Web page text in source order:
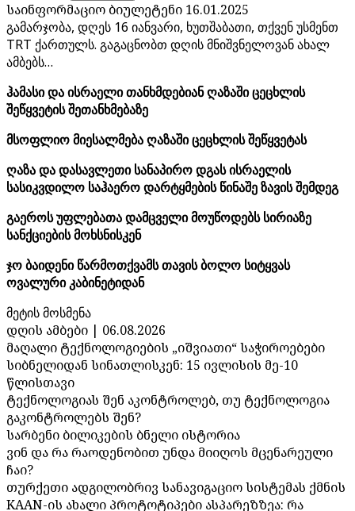
საინფორმაციო ბიულეტენი 16.01.2025
გამარჯობა, დღეს 16 იანვარი, ხუთშაბათი, თქვენ უსმენთ
TRT ქართულს. გაგაცნობთ დღის მნიშვნელოვან ახალ
ამბებს…
ჰამასი და ისრაელი თანხმდებიან ღაზაში ცეცხლის
შეწყვეტის შეთანხმებაზე
მსოფლიო მიესალმება ღაზაში ცეცხლის შეწყვეტას
ღაზა და დასავლეთი სანაპირო დგას ისრაელის
სასიკვდილო საჰაერო დარტყმების წინაშე ზავის შემდეგ
გაეროს უფლებათა დამცველი მოუწოდებს სირიაზე
სანქციების მოხსნისკენ
ჯო ბაიდენი წარმოთქვამს თავის ბოლო სიტყვას
ოვალური კაბინეტიდან
მეტის მოსმენა
დღის ამბები | 06.08.2026
მაღალი ტექნოლოგიების „იშვიათი“ საჭიროებები
სიბნელიდან სინათლისკენ: 15 ივლისის მე-10
წლისთავი
ტექნოლოგიას შენ აკონტროლებ, თუ ტექნოლოგია
გაკონტროლებს შენ?
სარბენი ბილიკების ბნელი ისტორია
ვინ და რა რაოდენობით უნდა მიიღოს მცენარეული
ჩაი?
თურქეთი ადგილობრივ სანავიგაციო სისტემას ქმნის
KAAN-ის ახალი პროტოტიპები ასპარეზზეა: რა